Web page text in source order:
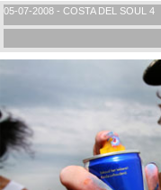
05-07-2008 - COSTA DEL SOUL 4